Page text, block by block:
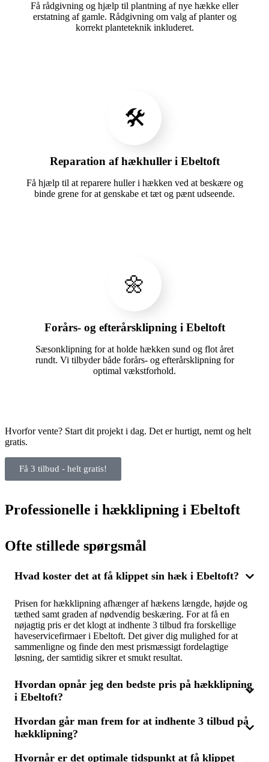
Få rådgivning og hjælp til plantning af nye hække eller
erstatning af gamle. Rådgivning om valg af planter og
korrekt planteteknik inkluderet.
🛠️
Reparation af hækhuller i Ebeltoft
Få hjælp til at reparere huller i hækken ved at beskære og
binde grene for at genskabe et tæt og pænt udseende.
🌼
Forårs- og efterårsklipning i Ebeltoft
Sæsonklipning for at holde hækken sund og flot året
rundt. Vi tilbyder både forårs- og efterårsklipning for
optimal vækstforhold.
Hvorfor vente? Start dit projekt i dag. Det er hurtigt, nemt og helt
gratis.
Få 3 tilbud - helt gratis!
Professionelle i hækklipning i Ebeltoft
Ofte stillede spørgsmål
Hvad koster det at få klippet sin hæk i Ebeltoft?
Prisen for hækklipning afhænger af hækens længde, højde og
tæthed samt graden af nødvendig beskæring. For at få en
nøjagtig pris er det klogt at indhente 3 tilbud fra forskellige
haveservicefirmaer i Ebeltoft. Det giver dig mulighed for at
sammenligne og finde den mest prismæssigt fordelagtige
løsning, der samtidig sikrer et smukt resultat.
Hvordan opnår jeg den bedste pris på hækklipning
i Ebeltoft?
For at få den bedste pris på hækklipning kan du indhente 3
tilbud fra forskellige haveserviceudbydere i Ebeltoft. Ved at
du vælge den leverandør, der tilbyder den bedste kombination
Hvordan går man frem for at indhente 3 tilbud på
hækklipning?
Hvornår er det optimale tidspunkt at få klippet